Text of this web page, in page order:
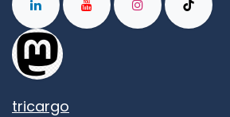
tricargo